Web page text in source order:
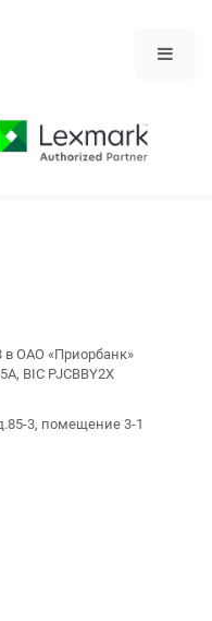
в ОАО «Приорбанк»
BIC PJCBBY2X
3, помещение 3-1